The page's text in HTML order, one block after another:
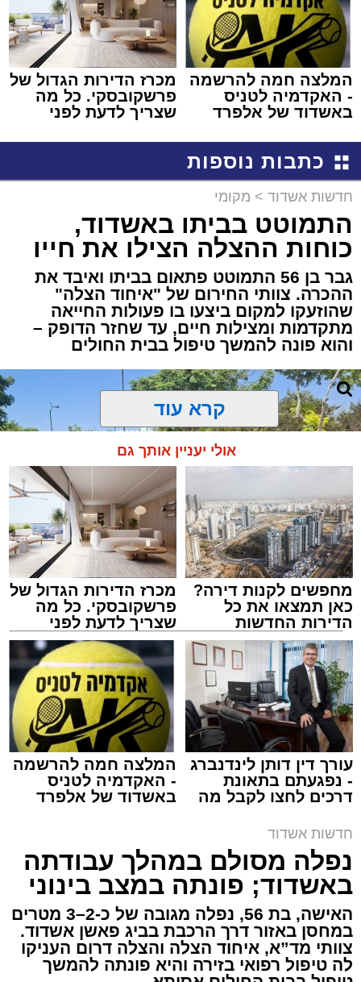
המלצה חמה להרשמה
- האקדמיה לטניס
באשדוד של אלפרד
מכרז הדירות הגדול של
פרשקובסקי. כל מה
שצריך לדעת לפני
באשדוד
כתבות נוספות
חדשות אשדוד > מקומי
התמוטט בביתו באשדוד,
כוחות ההצלה הצילו את חייו
גבר בן 56 התמוטט פתאום בביתו ואיבד את
ההכרה. צוותי החירום של "איחוד הצלה"
שהוזעקו למקום ביצעו בו פעולות החייאה
מתקדמות ומצילות חיים, עד שחזר הדופק –
והוא פונה להמשך טיפול בבית החולים
צילום: דוברות איחוד הצלה
מערכת האתר / 15:39 07.08.26
איחוד הצלה,
אירוע דרמטי הסתיים בנס רפואי באשדוד, לאחר
שגבר בן 56 התמוטט בביתו שבאחד הרחובות
ברובע י"א בעיר, כתוצאה מאירוע פתאומי שגרם
להפסקת פעילות ליבו.
למקום הוזעקו מיד צוותי רפואה ומתנדבים של
ארגון "איחוד הצלה". החובשים והפרמדיקים
קרא עוד
אולי יעניין אותך גם
מחפשים לקנות דירה?
כאן תמצאו את כל
הדירות החדשות
למכירה באשדוד >>>
מכרז הדירות הגדול של
פרשקובסקי. כל מה
שצריך לדעת לפני
שמגישים הצעה לדירה
באשדוד
עורך דין דותן לינדנברג
- נפגעתם בתאונת
דרכים לחצו לקבל מה
המלצה חמה להרשמה
- האקדמיה לטניס
באשדוד של אלפרד
חדשות אשדוד
נפלה מסולם במהלך עבודתה
באשדוד; פונתה במצב בינוני
האישה, בת 56, נפלה מגובה של כ-2–3 מטרים
במחסן באזור דרך הרכבת בביג פאשן אשדוד.
צוותי מד”א, איחוד הצלה והצלה דרום העניקו
לה טיפול רפואי בזירה והיא פונתה להמשך